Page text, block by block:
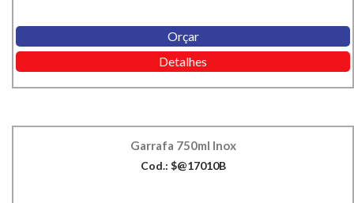
Orçar
Detalhes
Garrafa 750ml Inox
Cod.: $@17010B